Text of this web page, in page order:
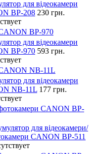
для відеокамери
BP-208 230 грн.
BP-970
для відеокамери
BP-970 593 грн.
NB-11L
для відеокамери
NB-11L 177 грн.
CANON BP-
для відеокамери/
CANON BP-511